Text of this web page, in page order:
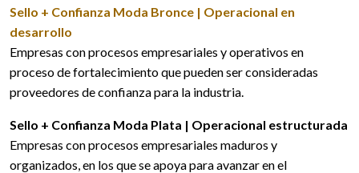
Sello + Confianza Moda Bronce | Operacional en
desarrollo
Empresas con procesos empresariales y operativos en
proceso de fortalecimiento que pueden ser consideradas
proveedores de confianza para la industria.
Sello + Confianza Moda Plata | Operacional estructurada
Empresas con procesos empresariales maduros y
organizados, en los que se apoya para avanzar en el